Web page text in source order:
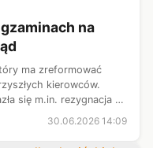
na
ma zreformować
kierowców.
się m.in. rezygnacja z
kategorię B.
30.06.2026 14:09